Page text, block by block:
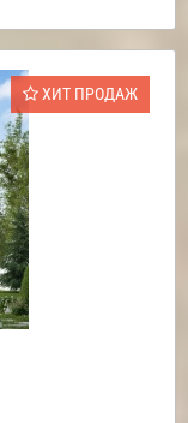
ХИТ ПРОДАЖ